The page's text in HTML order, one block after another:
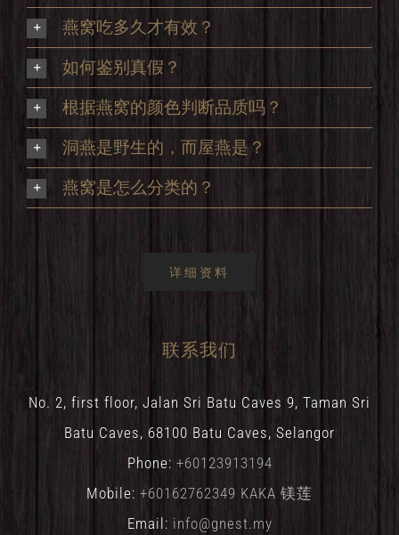
燕窝吃多久才有效？
如何鉴别真假？
根据燕窝的颜色判断品质吗？
洞燕是野生的，而屋燕是？
燕窝是怎么分类的？
详细资料
联系我们
No. 2, first floor, Jalan Sri Batu Caves 9, Taman Sri
Batu Caves, 68100 Batu Caves, Selangor
Phone: +60123913194
Mobile: +60162762349 KAKA 镁莲
Email: info@gnest.my